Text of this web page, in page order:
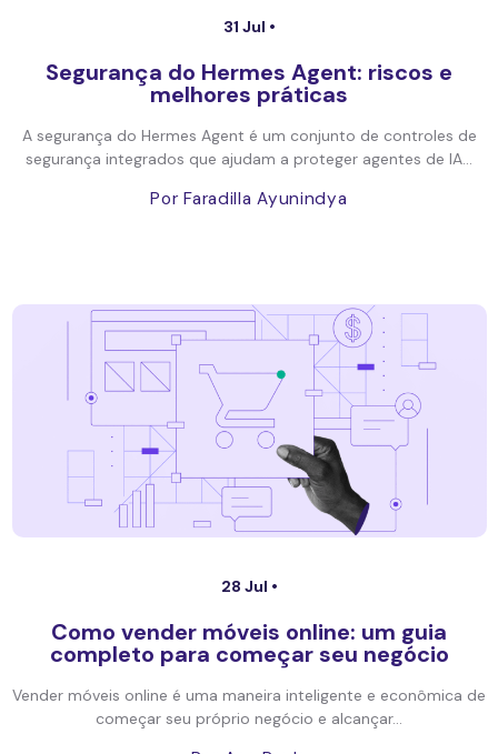
31 Jul •
Segurança do Hermes Agent: riscos e
melhores práticas
A segurança do Hermes Agent é um conjunto de controles de
segurança integrados que ajudam a proteger agentes de IA...
Por Faradilla Ayunindya
28 Jul •
Como vender móveis online: um guia
completo para começar seu negócio
Vender móveis online é uma maneira inteligente e econômica de
começar seu próprio negócio e alcançar...